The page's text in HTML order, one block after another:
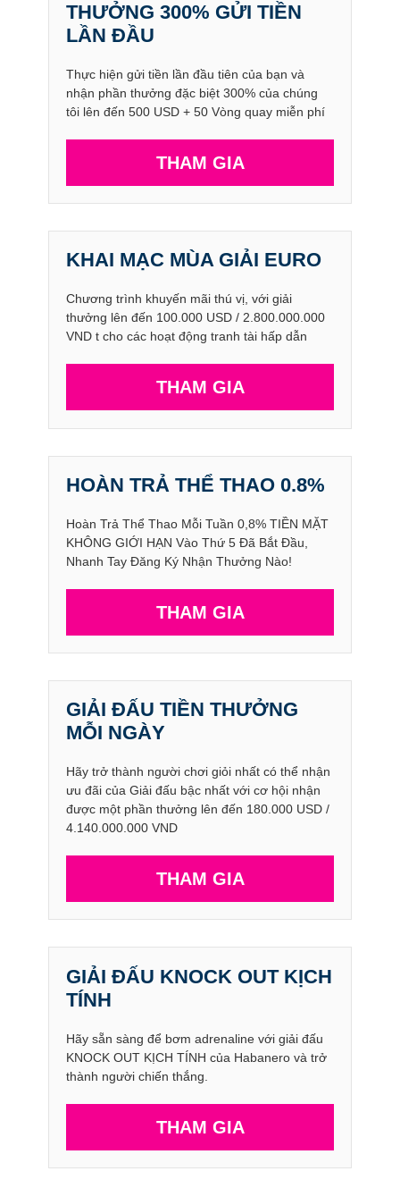
THƯỞNG 300% GỬI TIỀN
LẦN ĐẦU
Thực hiện gửi tiền lần đầu tiên của bạn và
nhận phần thưởng đặc biệt 300% của chúng
tôi lên đến 500 USD + 50 Vòng quay miễn phí
THAM GIA
KHAI MẠC MÙA GIẢI EURO
Chương trình khuyến mãi thú vị, với giải
thưởng lên đến 100.000 USD / 2.800.000.000
VND t cho các hoạt động tranh tài hấp dẫn
THAM GIA
HOÀN TRẢ THỂ THAO 0.8%
Hoàn Trả Thể Thao Mỗi Tuần 0,8% TIỀN MẶT
KHÔNG GIỚI HẠN Vào Thứ 5 Đã Bắt Đầu,
Nhanh Tay Đăng Ký Nhận Thưởng Nào!
THAM GIA
GIẢI ĐẤU TIỀN THƯỞNG
MỖI NGÀY
Hãy trở thành người chơi giỏi nhất có thể nhận
ưu đãi của Giải đấu bậc nhất với cơ hội nhận
được một phần thưởng lên đến 180.000 USD /
4.140.000.000 VND
THAM GIA
GIẢI ĐẤU KNOCK OUT KỊCH
TÍNH
Hãy sẵn sàng để bơm adrenaline với giải đấu
KNOCK OUT KỊCH TÍNH của Habanero và trở
thành người chiến thắng.
THAM GIA